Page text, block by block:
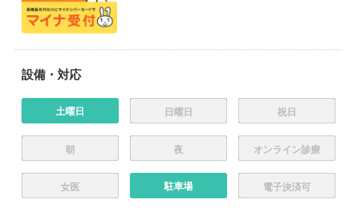
設備・対応
土曜日 日曜日 祝日
朝 夜 オンライン診療
女医 駐車場 電子決済可